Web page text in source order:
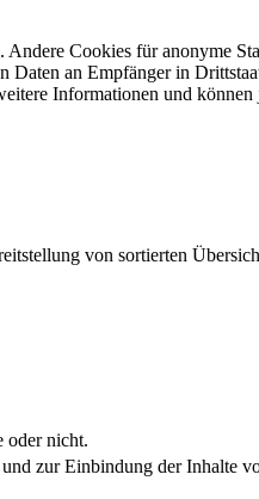
Cookies für anonyme
an Empfänger in
Informationen und
von sortierten
oder nicht.
zur Einbindung der Inhalte